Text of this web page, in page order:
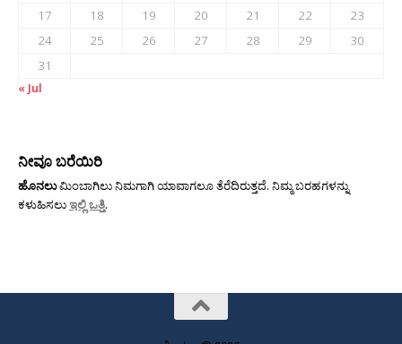
17
18 19 20 21 22
23
24
25 26 27 28 29
30
31
« Jul
ನೀವೂ ಬರೆಯಿರಿ
ಹೊನಲುಮಿಂಬಾಗಿಲು ನಿಮಗಾಗಿ ಯಾವಾಗಲೂ ತೆರೆದಿರುತ್ತದೆ. ನಿಮ್ಮ ಬರಹಗಳನ್ನು
ಕಳುಹಿಸಲುಇಲ್ಲಿ ಒತ್ತಿ.